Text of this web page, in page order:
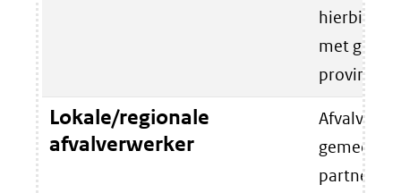
hierbij
met
provincies.
Lokale/regionale
afvalverwerker
partner